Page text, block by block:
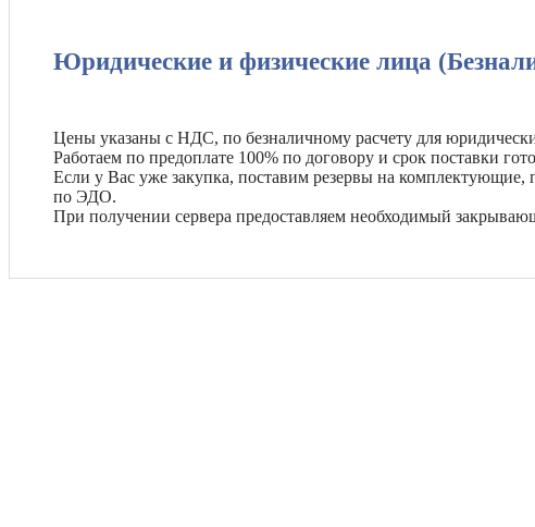
Юридические и физические лица
Цены указаны с НДС, по безналичному расчету для
Работаем по предоплате 100% по договору и срок поставки
Если у Вас уже закупка, поставим резервы на
по ЭДО.
При получении сервера предоставляем необходимый